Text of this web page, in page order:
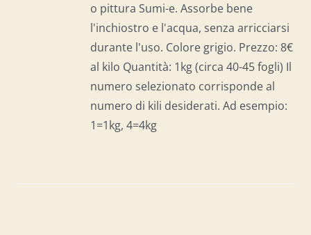
o pittura Sumi-e. Assorbe bene
l'inchiostro e l'acqua, senza arricciarsi
durante l'uso. Colore grigio. Prezzo: 8€
al kilo Quantità: 1kg (circa 40-45 fogli) Il
numero selezionato corrisponde al
numero di kili desiderati. Ad esempio:
1=1kg, 4=4kg